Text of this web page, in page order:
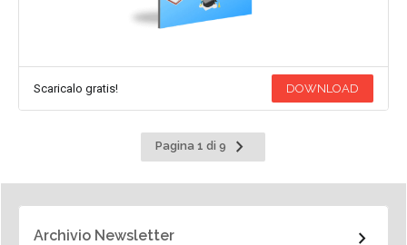
Scaricalo gratis! DOWNLOAD
Pagina 1 di 9
Pagina
successiva
Archivio Newsletter